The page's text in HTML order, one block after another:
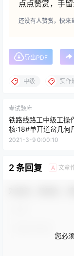
点点赞赏，手
还没有人赞赏，快来
导出PDF
中级 实作
考试题库
铁路线路工中级工操
核:18#单开道岔几何
2021-3-9 0:00:10
2 条回复 A 文章
您必